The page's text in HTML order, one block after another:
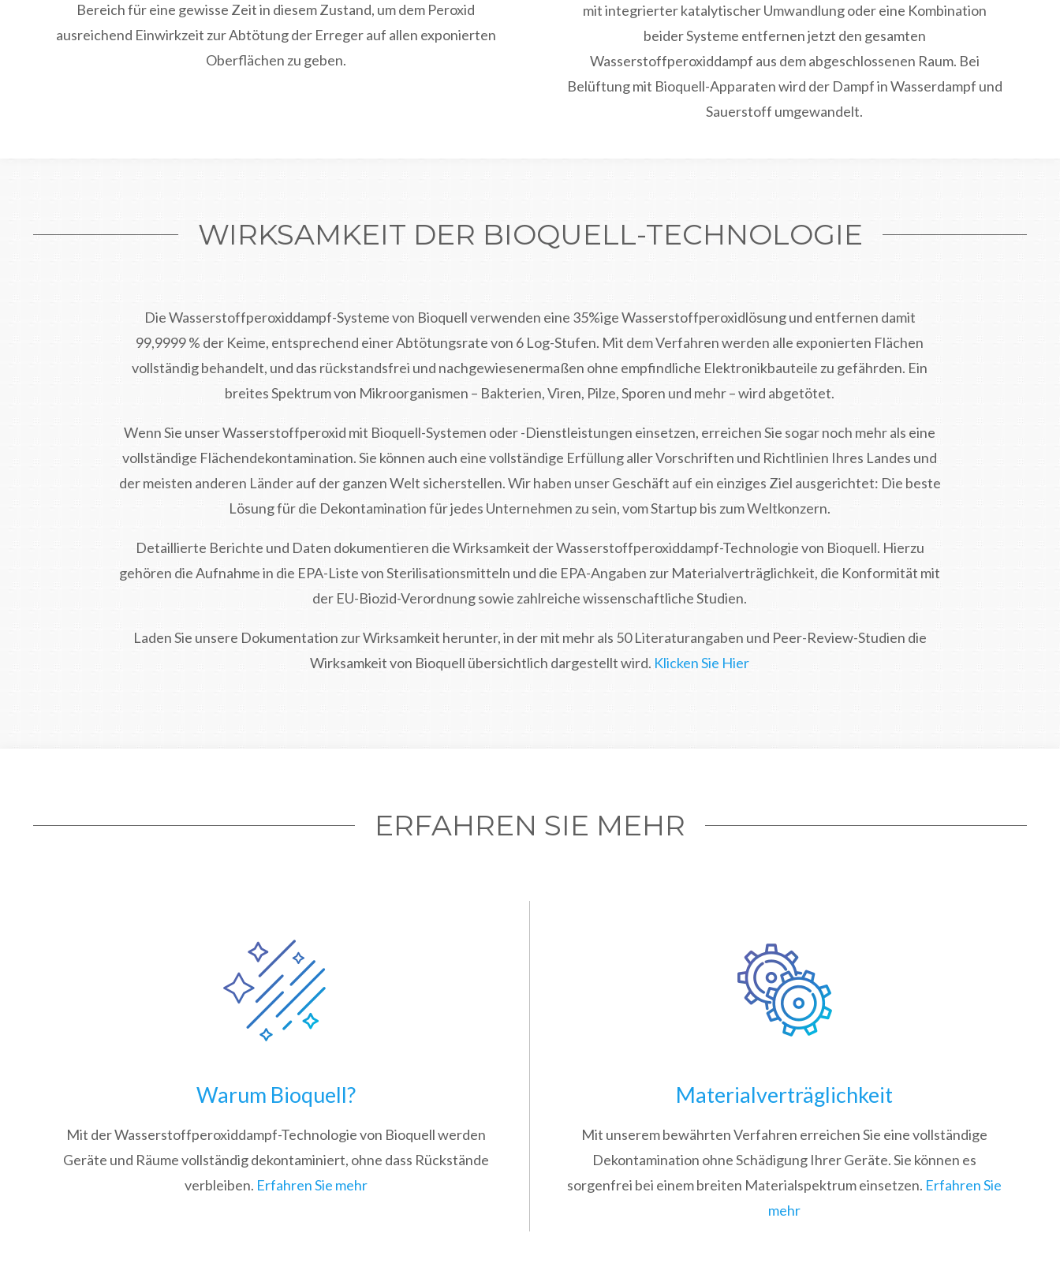
Bereich für eine gewisse Zeit in diesem Zustand, um dem Peroxid
ausreichend Einwirkzeit zur Abtötung der Erreger auf allen exponierten
Oberflächen zu geben.
mit integrierter katalytischer Umwandlung oder eine Kombination
beider Systeme entfernen jetzt den gesamten
Wasserstoffperoxiddampf aus dem abgeschlossenen Raum. Bei
Belüftung mit Bioquell-Apparaten wird der Dampf in Wasserdampf und
Sauerstoff umgewandelt.
WIRKSAMKEIT DER BIOQUELL-TECHNOLOGIE
Die Wasserstoffperoxiddampf-Systeme von Bioquell verwenden eine 35%ige Wasserstoffperoxidlösung und entfernen damit
99,9999 % der Keime, entsprechend einer Abtötungsrate von 6 Log-Stufen. Mit dem Verfahren werden alle exponierten Flächen
vollständig behandelt, und das rückstandsfrei und nachgewiesenermaßen ohne empfindliche Elektronikbauteile zu gefährden. Ein
breites Spektrum von Mikroorganismen – Bakterien, Viren, Pilze, Sporen und mehr – wird abgetötet.
Wenn Sie unser Wasserstoffperoxid mit Bioquell-Systemen oder -Dienstleistungen einsetzen, erreichen Sie sogar noch mehr als eine
vollständige Flächendekontamination. Sie können auch eine vollständige Erfüllung aller Vorschriften und Richtlinien Ihres Landes und
der meisten anderen Länder auf der ganzen Welt sicherstellen. Wir haben unser Geschäft auf ein einziges Ziel ausgerichtet: Die beste
Lösung für die Dekontamination für jedes Unternehmen zu sein, vom Startup bis zum Weltkonzern.
Detaillierte Berichte und Daten dokumentieren die Wirksamkeit der Wasserstoffperoxiddampf-Technologie von Bioquell. Hierzu
gehören die Aufnahme in die EPA-Liste von Sterilisationsmitteln und die EPA-Angaben zur Materialverträglichkeit, die Konformität mit
der EU-Biozid-Verordnung sowie zahlreiche wissenschaftliche Studien.
Laden Sie unsere Dokumentation zur Wirksamkeit herunter, in der mit mehr als 50 Literaturangaben und Peer-Review-Studien die
Wirksamkeit von Bioquell übersichtlich dargestellt wird. Klicken Sie Hier
ERFAHREN SIE MEHR
Warum Bioquell?
Mit der Wasserstoffperoxiddampf-Technologie von Bioquell werden
Geräte und Räume vollständig dekontaminiert, ohne dass Rückstände
verbleiben. Erfahren Sie mehr
Materialverträglichkeit
Mit unserem bewährten Verfahren erreichen Sie eine vollständige
Dekontamination ohne Schädigung Ihrer Geräte. Sie können es
sorgenfrei bei einem breiten Materialspektrum einsetzen. Erfahren Sie
mehr